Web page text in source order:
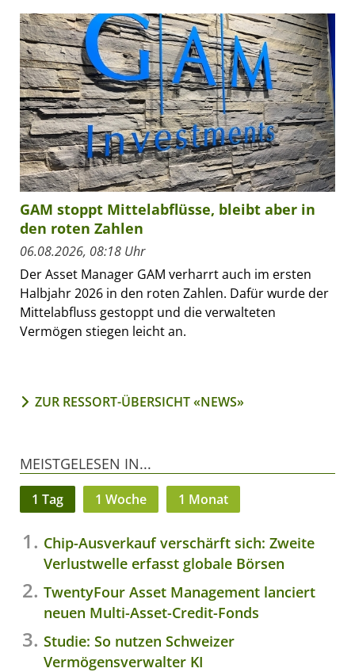
GAM stoppt Mittelabflüsse, bleibt aber in
den roten Zahlen
06.08.2026, 08:18 Uhr
Der Asset Manager GAM verharrt auch im ersten
Halbjahr 2026 in den roten Zahlen. Dafür wurde der
Mittelabfluss gestoppt und die verwalteten
Vermögen stiegen leicht an.
ZUR RESSORT-ÜBERSICHT «NEWS»
MEISTGELESEN IN...
1 Tag 1 Woche 1 Monat
Chip-Ausverkauf verschärft sich: Zweite
Verlustwelle erfasst globale Börsen
TwentyFour Asset Management lanciert
neuen Multi-Asset-Credit-Fonds
Studie: So nutzen Schweizer
Vermögensverwalter KI